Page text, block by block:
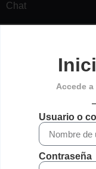
Chat
Accede
Usuario o
Contraseña